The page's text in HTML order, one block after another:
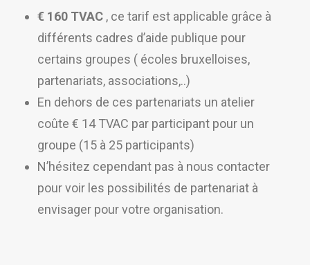
€ 160 TVAC , ce tarif est applicable grâce à
différents cadres d’aide publique pour
certains groupes ( écoles bruxelloises,
partenariats, associations,..)
En dehors de ces partenariats un atelier
coûte € 14 TVAC par participant pour un
groupe (15 à 25 participants)
N’hésitez cependant pas à nous contacter
pour voir les possibilités de partenariat à
envisager pour votre organisation.